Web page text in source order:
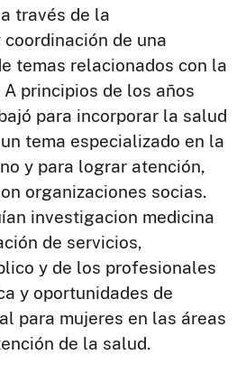
través de la
de una
temas relacionados con la
principios de los años
para incorporar la salud
tema especializado en la
y para lograr atención,
organizaciones socias.
investigacion medicina
de servicios,
y de los profesionales
y oportunidades de
para mujeres en las áreas
de la salud.